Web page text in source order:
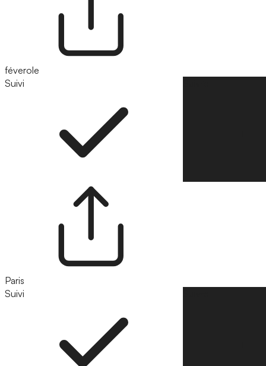
féverole
Suivi
Paris
Suivi